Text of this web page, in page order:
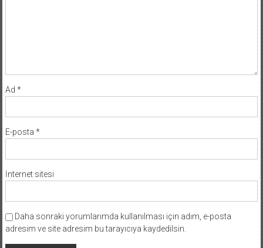
Ad *
E-posta *
İnternet sitesi
Daha sonraki yorumlarımda kullanılması için adım, e-posta
adresim ve site adresim bu tarayıcıya kaydedilsin.